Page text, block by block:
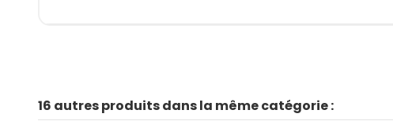
16 autres produits dans la même catégorie :